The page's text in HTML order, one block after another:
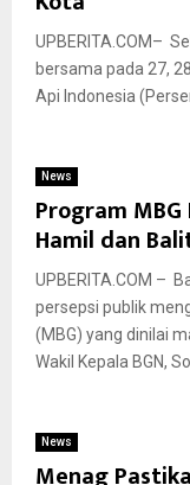
UPBERITA.COM–
bersama pada 27,
Api Indonesia
News
Program
Hamil dan
UPBERITA.COM –
persepsi publik
(MBG) yang dinilai
Wakil Kepala BGN,
News
Menag